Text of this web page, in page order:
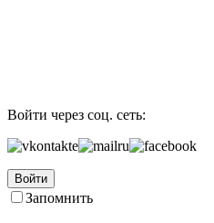
Войти через соц. сеть:
Войти
Запомнить